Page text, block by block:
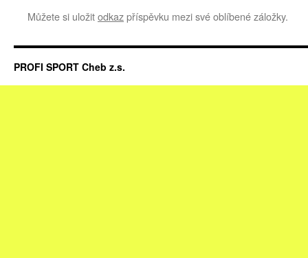
Můžete si uložitodkazpříspěvku mezi své oblíbené záložky.
PROFI SPORT Cheb z.s.